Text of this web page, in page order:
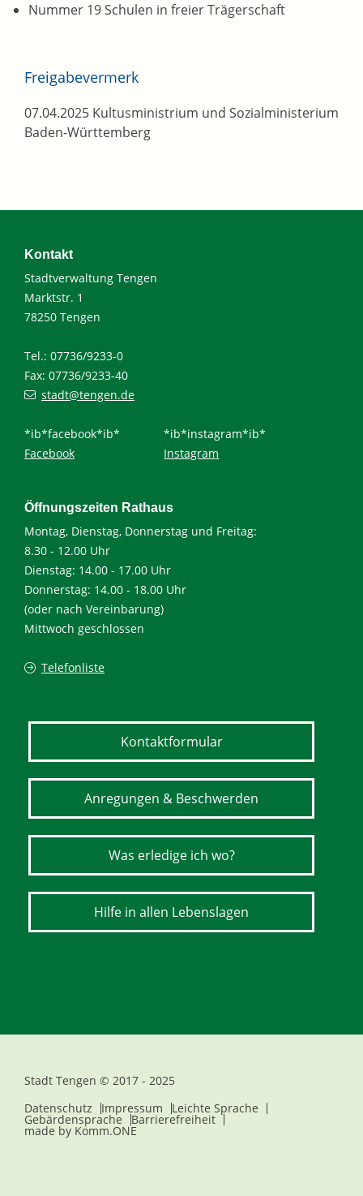
Nummer 19 Schulen in freier Trägerschaft
Freigabevermerk
07.04.2025 Kultusministrium und Sozialministerium
Baden-Württemberg
Kontakt
Stadtverwaltung Tengen
Marktstr. 1
78250 Tengen
Tel.: 07736/9233-0
Fax: 07736/9233-40
stadt@tengen.de
*ib*facebook*ib*
Facebook
*ib*instagram*ib*
Instagram
Öffnungszeiten Rathaus
Montag, Dienstag, Donnerstag und Freitag:
8.30 - 12.00 Uhr
Dienstag: 14.00 - 17.00 Uhr
Donnerstag: 14.00 - 18.00 Uhr
(oder nach Vereinbarung)
Mittwoch geschlossen
Telefonliste
Kontaktformular
Anregungen & Beschwerden
Was erledige ich wo?
Hilfe in allen Lebenslagen
Stadt Tengen © 2017 - 2025
Datenschutz
Impressum Leichte Sprache
Gebärdensprache Barrierefreiheit
made by Komm.ONE